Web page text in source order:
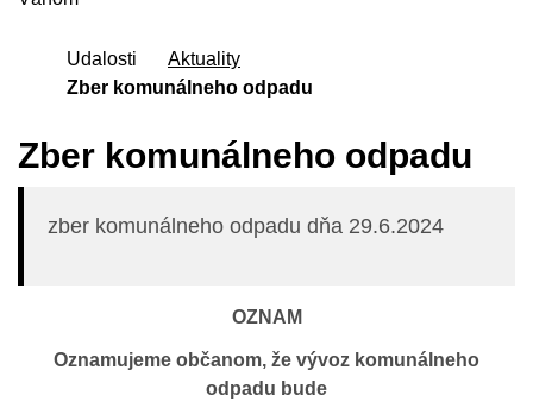
Úvodná stránka
Udalosti
Aktuality
Zber komunálneho odpadu
Zber komunálneho odpadu
zber komunálneho odpadu dňa 29.6.2024
OZNAM
Oznamujeme občanom, že vývoz komunálneho
odpadu bude